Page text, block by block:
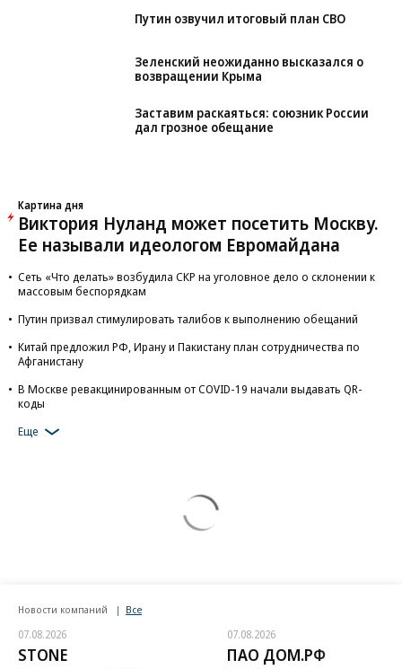
Зеленский неожиданно высказался о
Заставим раскаяться: союзник России
Картина дня
Виктория Нуланд может посетить Москву.
Ее называли идеологом Евромайдана
Сеть «Что делать» возбудила СКР на уголовное дело о склонении к
массовым беспорядкам
Путин призвал стимулировать талибов к выполнению обещаний
Китай предложил РФ, Ирану и Пакистану план сотрудничества по
Афганистану
коды
Новости компаний
07.08.2026 07.08.2026